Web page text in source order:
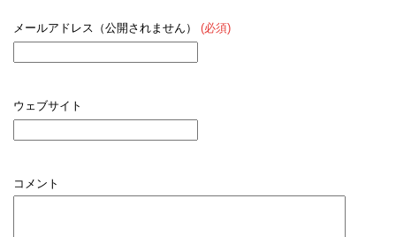
メールアドレス（公開されません） (必須)
ウェブサイト
コメント